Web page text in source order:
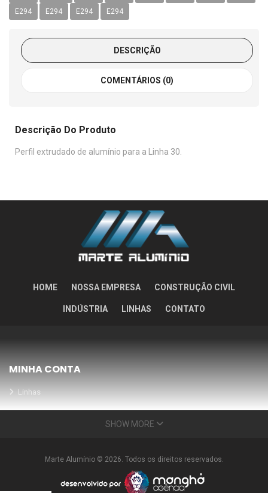
E294 E294 E294 E294
DESCRIÇÃO
COMENTÁRIOS (0)
Descrição Do Produto
Perfil extrudado de alumínio para a Linha 30.
HOME NOSSA EMPRESA CONSTRUÇÃO CIVIL
INDÚSTRIA LINHAS CONTATO
MINHA CONTA
Linhas
Meus Orçamentos
Condições Especiais
SHOW MORE
Marte Alumínio © 2026. Todos os direitos reservados.